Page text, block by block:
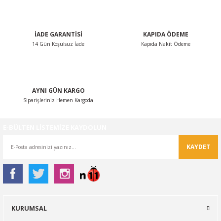
İADE GARANTİSİ
14 Gün Koşulsuz İade
KAPIDA ÖDEME
Kapıda Nakit Ödeme
AYNI GÜN KARGO
Siparişleriniz Hemen Kargoda
KAYDET
KURUMSAL